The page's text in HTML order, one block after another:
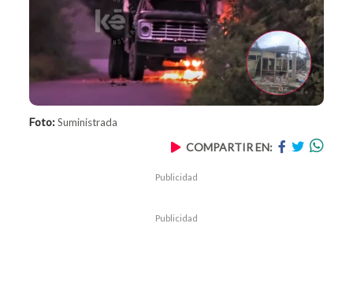
Foto:Suministrada
COMPARTIR EN:
Publicidad
Publicidad